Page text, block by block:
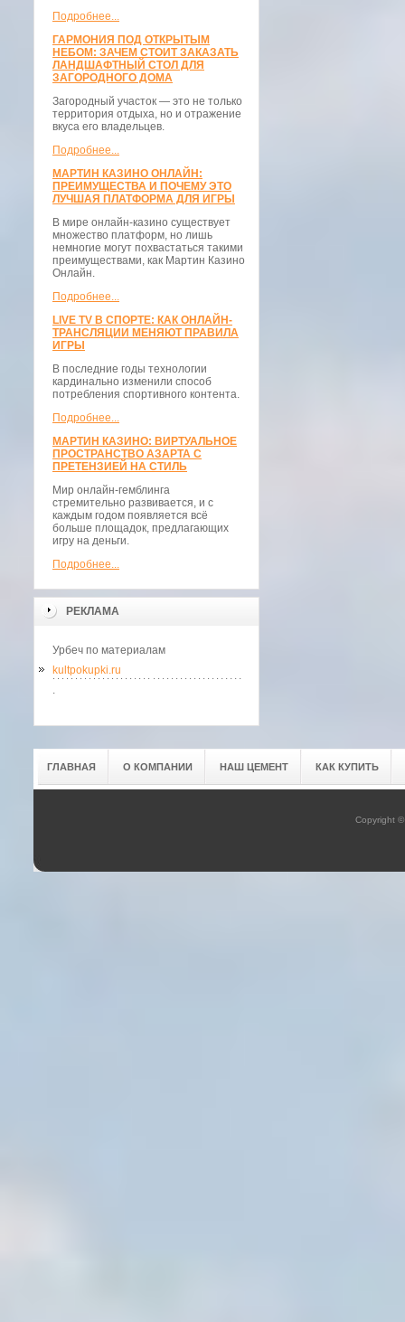
Подробнее...
ГАРМОНИЯ ПОД ОТКРЫТЫМ
НЕБОМ: ЗАЧЕМ СТОИТ ЗАКАЗАТЬ
ЛАНДШАФТНЫЙ СТОЛ ДЛЯ
ЗАГОРОДНОГО ДОМА
Загородный участок — это не только
территория отдыха, но и отражение
вкуса его владельцев.
Подробнее...
МАРТИН КАЗИНО ОНЛАЙН:
ПРЕИМУЩЕСТВА И ПОЧЕМУ ЭТО
ЛУЧШАЯ ПЛАТФОРМА ДЛЯ ИГРЫ
В мире онлайн-казино существует
множество платформ, но лишь
немногие могут похвастаться такими
преимуществами, как Мартин Казино
Онлайн.
Подробнее...
LIVE TV В СПОРТЕ: КАК ОНЛАЙН-
ТРАНСЛЯЦИИ МЕНЯЮТ ПРАВИЛА
ИГРЫ
В последние годы технологии
кардинально изменили способ
потребления спортивного контента.
Подробнее...
МАРТИН КАЗИНО: ВИРТУАЛЬНОЕ
ПРОСТРАНСТВО АЗАРТА С
ПРЕТЕНЗИЕЙ НА СТИЛЬ
Мир онлайн-гемблинга
стремительно развивается, и с
каждым годом появляется всё
больше площадок, предлагающих
игру на деньги.
Подробнее...
РЕКЛАМА
Урбеч по материалам
kultpokupki.ru
.
ГЛАВНАЯ О КОМПАНИИ НАШ ЦЕМЕНТ КАК КУПИТЬ
Copyright